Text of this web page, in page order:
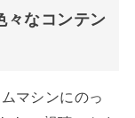
々なコンテン
マシンにのっ